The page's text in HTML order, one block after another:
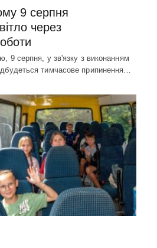
9 серпня
через
9 серпня, у зв'язку з виконанням
тимчасове припинення…